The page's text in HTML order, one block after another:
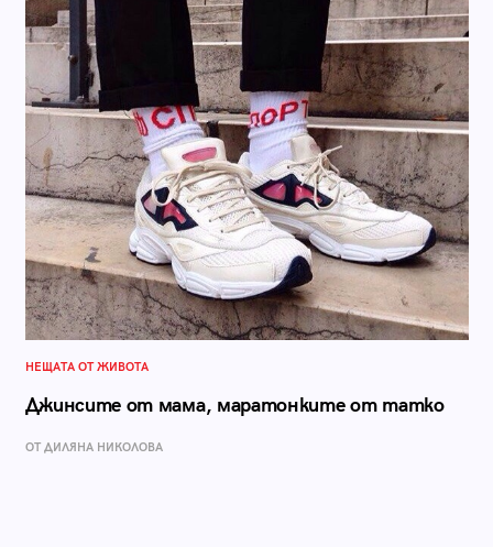
НЕЩАТА ОТ ЖИВОТА
Джинсите от мама, маратонките от татко
ОТ ДИЛЯНА НИКОЛОВА